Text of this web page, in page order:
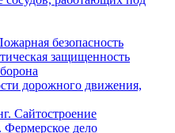
безопасность
защищенность
дорожного движения,
Сайтостроение
дело